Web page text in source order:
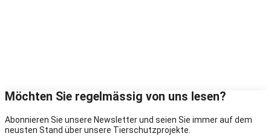
Möchten Sie regelmässig von uns lesen?
Abonnieren Sie unsere Newsletter und seien Sie immer auf dem
neusten Stand über unsere Tierschutzprojekte.